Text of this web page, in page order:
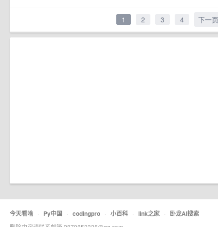
1 2 3 4 下一页
今天看啥 · Py中国 · codingpro · 小百科 · link之家 · 卧龙AI搜索